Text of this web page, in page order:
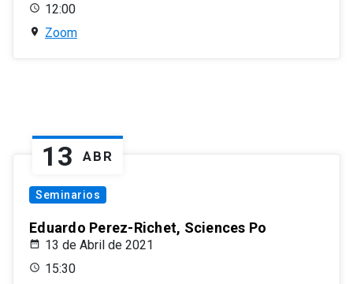
12:00
Zoom
13 ABR
Seminarios
Eduardo Perez-Richet, Sciences Po
13 de Abril de 2021
15:30